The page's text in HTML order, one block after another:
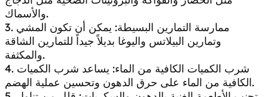
والأسماك.
3. ممارسة التمارين البسيطة: يمكن أن تكون المشي
وتمارين البيلاتس واليوغا بديلاً جيداً للتمارين الشاقة
والمكثفة.
4. شرب الكميات الكافية من الماء: يساعد شرب الكميات
الكافية من الماء على حرق الدهون وتحسين عملية الهضم.